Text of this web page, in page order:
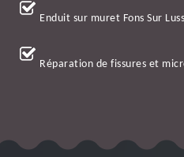
Enduit sur muret Fons Sur
Réparation de fissures et